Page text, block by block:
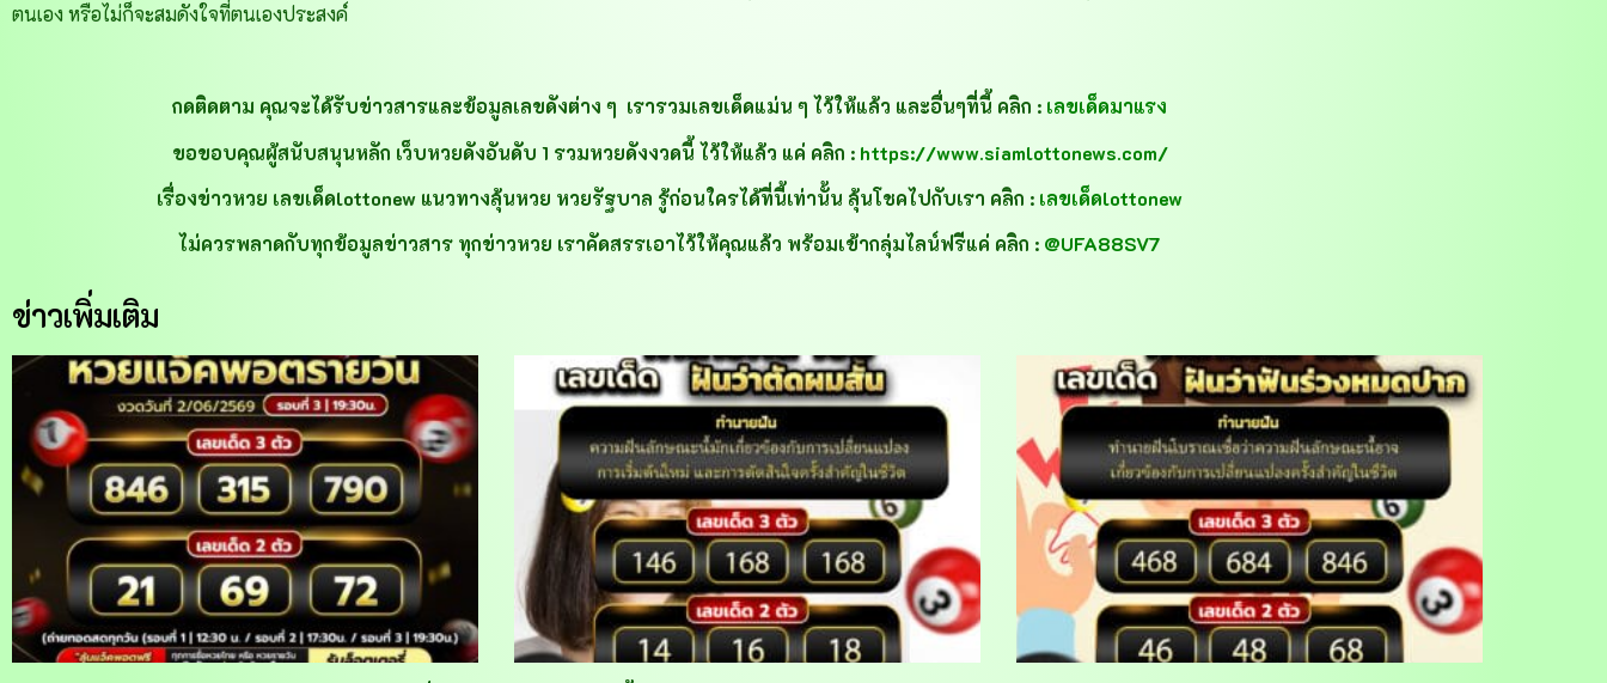
ตนเอง หรือไม่ก็จะสมดังใจที่ตนเองประสงค์
กดติดตาม คุณจะได้รับข่าวสารและข้อมูลเลขดังต่าง ๆ เรารวมเลขเด็ดแม่น ๆ ไว้ให้แล้ว และอื่นๆที่นี้ คลิก : เลขเด็ดมาแรง
ขอขอบคุณผู้สนับสนุนหลัก เว็บหวยดังอันดับ 1 รวมหวยดังงวดนี้ ไว้ให้แล้ว แค่ คลิก : https://www.siamlottonews.com/
เรื่องข่าวหวย เลขเด็ดlottonew แนวทางลุ้นหวย หวยรัฐบาล รู้ก่อนใครได้ที่นี้เท่านั้น ลุ้นโชคไปกับเรา คลิก : เลขเด็ดlottonew
ไม่ควรพลาดกับทุกข้อมูลข่าวสาร ทุกข่าวหวย เราคัดสรรเอาไว้ให้คุณแล้ว พร้อมเข้ากลุ่มไลน์ฟรีแค่ คลิก : @UFA88SV7
ข่าวเพิ่มเติม